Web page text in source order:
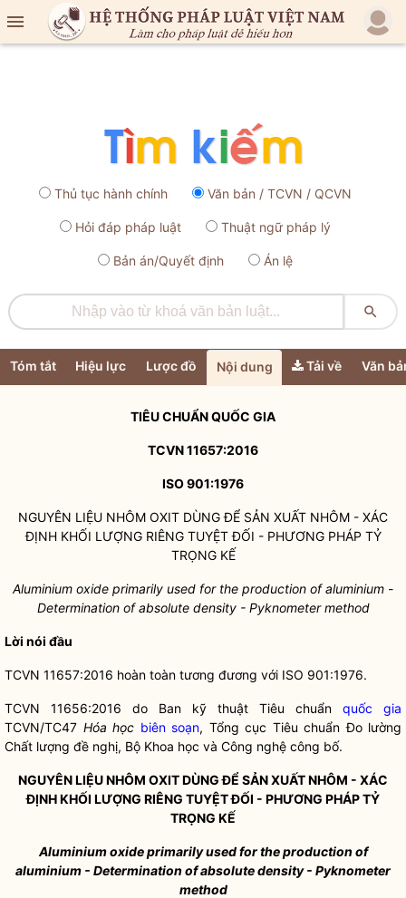

Thủ tục hành chính Văn bản / TCVN / QCVN
Hỏi đáp pháp luật Thuật ngữ pháp lý
Bản án/Quyết định Án lệ

Tóm tắt Hiệu lực Lược đồ Nội dung Tải về Văn
TIÊU CHUẨNQUỐC GIA
TCVN 11657:2016
ISO 901:1976
NGUYÊN LIỆU NHÔM OXIT DÙNG ĐỂ SẢN XUẤT NHÔM - XÁC
ĐỊNH KHỐI LƯỢNG RIÊNG TUYỆT ĐỐI - PHƯƠNG PHÁP TỶ
TRỌNG KẾ
Aluminium oxide primarily used for the production of aluminium -
Determination of absolute density -Pyknometer method
Lời nói đầu
TCVN 11657:2016 hoàn toàn tương đương với ISO 901:1976.
TCVN 11656:2016 do Ban kỹ thuật Tiêu chuẩn quốc gia
TCVN/TC47 Hóa học biên soạn, Tổng cục Tiêu chuẩn Đo lường
Chất lượng đề nghị, Bộ Khoa học và Công nghệ công bố.
NGUYÊN LIỆU NHÔM OXIT DÙNG ĐỂ SẢN XUẤT NHÔM - XÁC
ĐỊNH KHỐI LƯỢNG RIÊNG TUYỆT ĐỐI - PHƯƠNG PHÁP TỶ
TRỌNG KẾ
Aluminium oxide primarily used for the production of
aluminium - Determination of absolute density- Pyknometer
method